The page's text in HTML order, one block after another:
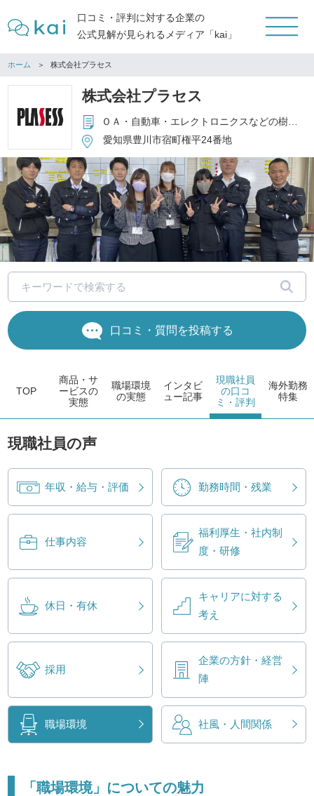
口コミ・評判に対する企業の
公式見解が見られるメディア「kai」
ホーム 株式会社プラセス
株式会社プラセス
ＯＡ・自動車・エレクトロニクスなどの樹脂金型、 樹脂成形品及びプレス部品の組立販売
愛知県豊川市宿町権平24番地
口コミ・質問を投稿する
TOP
商品・サ
ービスの
実態
職場環境
の実態
インタビ
ュー記事
現職社員
の口コ
ミ・評判
海外勤務
特集
現職社員の声
年収・給与・評価 勤務時間・残業
仕事内容
福利厚生・社内制
度・研修
休日・有休
キャリアに対する
考え
採用
企業の方針・経営
陣
職場環境 社風・人間関係
「職場環境」についての魅力